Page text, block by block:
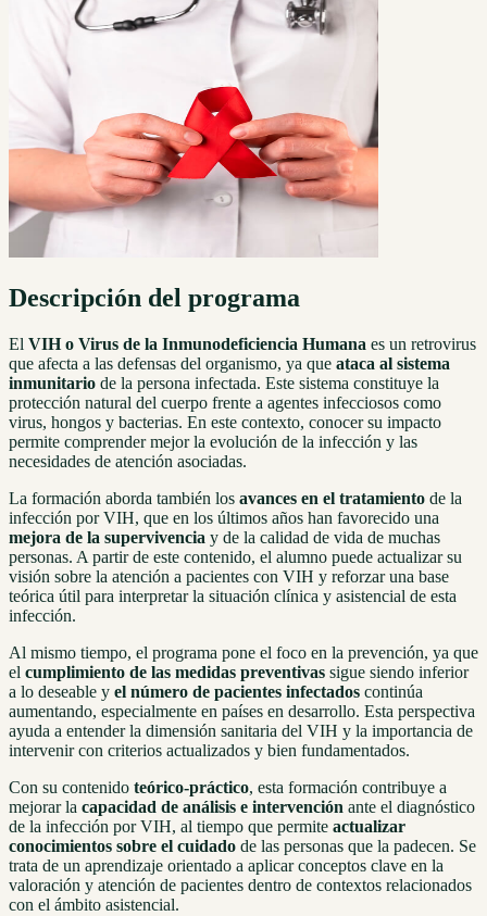
Descripción del programa
El VIH o Virus de la Inmunodeficiencia Humana es un retrovirus
que afecta a las defensas del organismo, ya que ataca al sistema
inmunitario de la persona infectada. Este sistema constituye la
protección natural del cuerpo frente a agentes infecciosos como
virus, hongos y bacterias. En este contexto, conocer su impacto
permite comprender mejor la evolución de la infección y las
necesidades de atención asociadas.
La formación aborda también los avances en el tratamiento de la
infección por VIH, que en los últimos años han favorecido una
mejora de la supervivencia y de la calidad de vida de muchas
personas. A partir de este contenido, el alumno puede actualizar su
visión sobre la atención a pacientes con VIH y reforzar una base
teórica útil para interpretar la situación clínica y asistencial de esta
infección.
Al mismo tiempo, el programa pone el foco en la prevención, ya que
el cumplimiento de las medidas preventivas sigue siendo inferior
a lo deseable y el número de pacientes infectados continúa
aumentando, especialmente en países en desarrollo. Esta perspectiva
ayuda a entender la dimensión sanitaria del VIH y la importancia de
intervenir con criterios actualizados y bien fundamentados.
Con su contenido teórico-práctico, esta formación contribuye a
mejorar la capacidad de análisis e intervención ante el diagnóstico
de la infección por VIH, al tiempo que permite actualizar
conocimientos sobre el cuidado de las personas que la padecen. Se
trata de un aprendizaje orientado a aplicar conceptos clave en la
valoración y atención de pacientes dentro de contextos relacionados
con el ámbito asistencial.